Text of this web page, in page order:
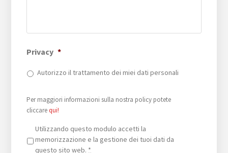
Privacy *
Autorizzo il trattamento dei miei dati personali
Per maggiori informazioni sulla nostra policy potete
cliccarequi!
Privacy *
Utilizzando questo modulo accetti la
memorizzazione e la gestione dei tuoi dati da
questo sito web. *